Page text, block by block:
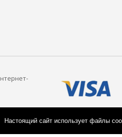
Настоящий сайт использует файлы